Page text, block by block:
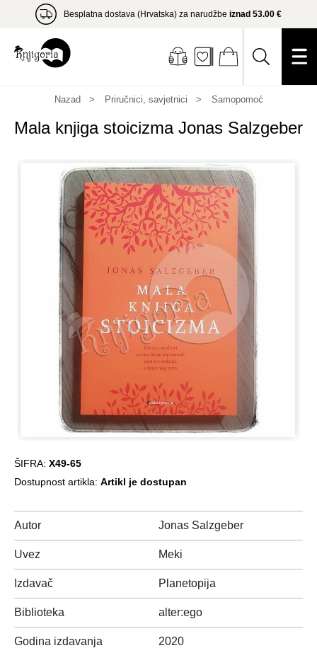
Besplatna dostava (Hrvatska) za narudžbe iznad 53.00 €
Nazad Priručnici, savjetnici Samopomoć
Mala knjiga stoicizma Jonas Salzgeber
ŠIFRA: X49-65
Dostupnost artikla: Artikl je dostupan
Autor Jonas Salzgeber
Uvez Meki
Izdavač Planetopija
Biblioteka alter:ego
Godina izdavanja 2020